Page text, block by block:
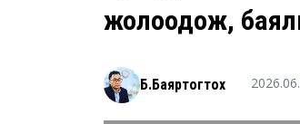
жолоодож,
Б.Баяртогтох